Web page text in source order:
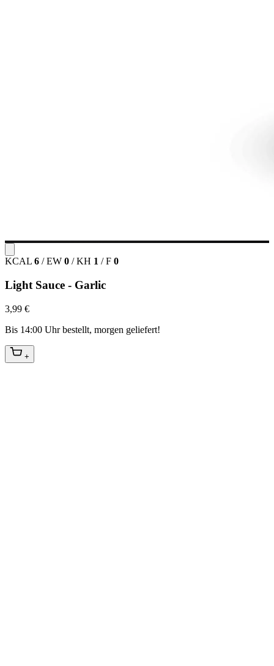
KCAL 6 / EW 0 / KH 1 / F 0
Light Sauce - Garlic
3,99 €
Bis 14:00 Uhr bestellt, morgen geliefert!
+